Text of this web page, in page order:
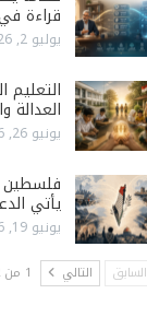
قراءة
يوليو 2, 2026
التعليم
العدالة
يونيو 26, 2026
فلسطين
يأتي
يونيو 19, 2026
السابق التالي 1 من 12